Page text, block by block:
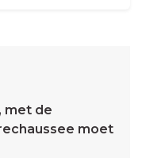
met de
moet